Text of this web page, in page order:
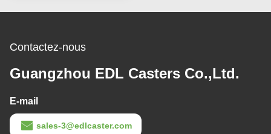
Contactez-nous
Guangzhou EDL Casters Co.,Ltd.
E-mail
sales-3@edlcaster.com